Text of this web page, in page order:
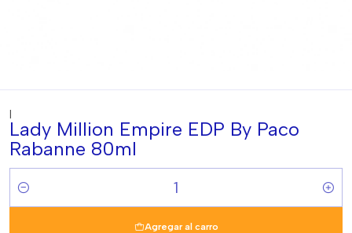
|
Lady Million Empire EDP By Paco
Rabanne 80ml
Cantidad
Agregar al carro